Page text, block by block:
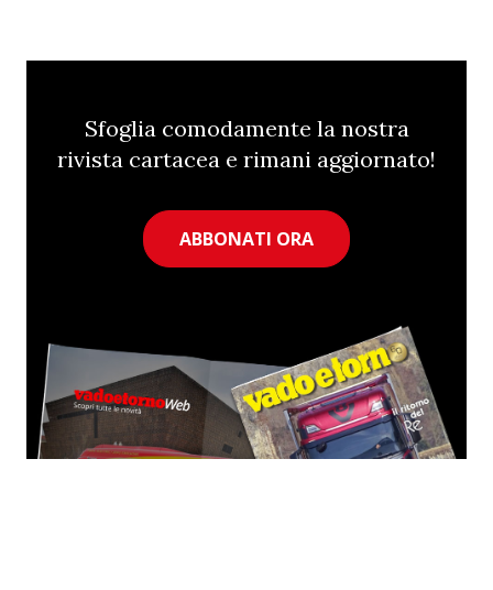
Sfoglia comodamente la nostra
rivista cartacea e rimani aggiornato!
ABBONATI ORA